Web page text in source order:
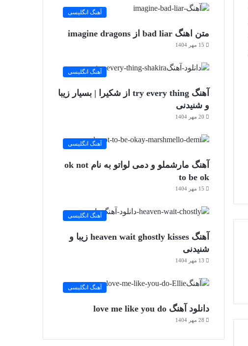
آهنگ انگلیسی
متن اهنگ bad liar از imagine dragons
15 مهر 1404
آهنگ انگلیسی
آهنگ try every thing از شکیرا | بسیار زیبا
و شنیدنی
20 مهر 1404
آهنگ انگلیسی
آهنگ مارشملو و دمی لواتو به نام ok not
to be ok
15 مهر 1404
آهنگ انگلیسی
آهنگ heaven wait ghostly kisses زیبا و
شنیدنی
13 مهر 1404
آهنگ انگلیسی
دانلود آهنگ love me like you do
28 مهر 1404